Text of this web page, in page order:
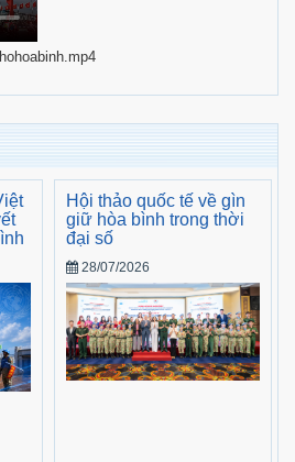
Hội thảo quốc tế về gìn
giữ hòa bình trong thời
đại số
28/07/2026